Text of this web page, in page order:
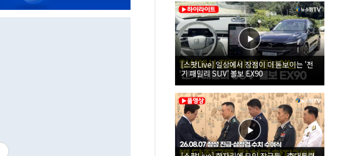
[스팟Live] 일상에서 장점이 더 돋보이는 '전
기 패밀리 SUV' 볼보 EX90